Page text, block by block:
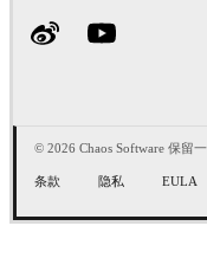
© 2026 Chaos Software 保留
条款 隐私 EULA